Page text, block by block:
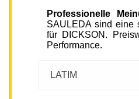
Professionelle
SAULEDA sind eine
für DICKSON.
Performance.
LATIM